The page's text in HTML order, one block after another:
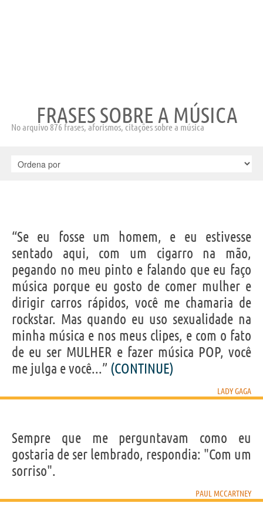
FRASES SOBRE A MÚSICA
No arquivo 876 frases, aforismos, citações sobre a música
“Se eu fosse um homem, e eu estivesse
sentado aqui, com um cigarro na mão,
pegando no meu pinto e falando que eu faço
música porque eu gosto de comer mulher e
dirigir carros rápidos, você me chamaria de
rockstar. Mas quando eu uso sexualidade na
minha música e nos meus clipes, e com o fato
de eu ser MULHER e fazer música POP, você
me julga e você...” (CONTINUE)
LADY GAGA
Sempre que me perguntavam como eu
gostaria de ser lembrado, respondia: "Com um
sorriso".
PAUL MCCARTNEY